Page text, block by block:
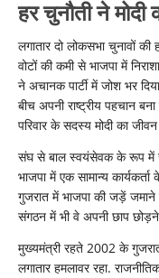
हर चुनौती ने
लगातार दो लोकसभा चुनावों
वोटों की कमी से भाजपा में
ने अचानक पार्टी में जोश भर
बीच अपनी राष्ट्रीय पहचान
परिवार के सदस्य मोदी का जीवन
संघ से बाल स्वयंसेवक के रूप में
भाजपा में एक सामान्य
गुजरात में भाजपा की जड़ें जमाने
संगठन में भी वे अपनी छाप
मुख्यमंत्री रहते 2002 के
लगातार हमलावर रहा.